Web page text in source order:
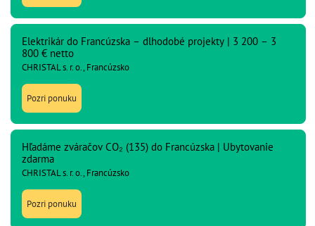
Elektrikár do Francúzska – dlhodobé projekty | 3 200 – 3
800 € netto
CHRISTAL s. r. o., Francúzsko
Pozri ponuku
Hľadáme zváračov CO₂ (135) do Francúzska | Ubytovanie
zdarma
CHRISTAL s. r. o., Francúzsko
Pozri ponuku